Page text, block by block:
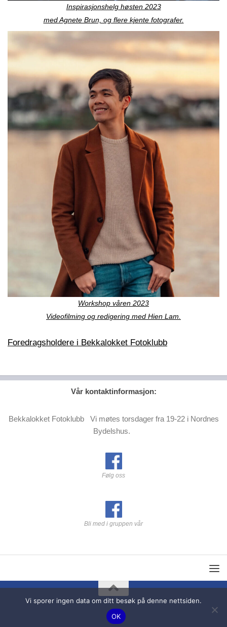
Inspirasjonshelg høsten 2023
med Agnete Brun, og flere kjente fotografer.
Workshop våren 2023
Videofilming og redigering med Hien Lam.
Foredragsholdere i Bekkalokket Fotoklubb
Vår kontaktinformasjon:
Bekkalokket Fotoklubb Vi møtes torsdager fra 19-22 i Nordnes
Bydelshus.
Følg oss
Bli med i gruppen vår
Vi sporer ingen data om ditt besøk på denne nettsiden.
OK